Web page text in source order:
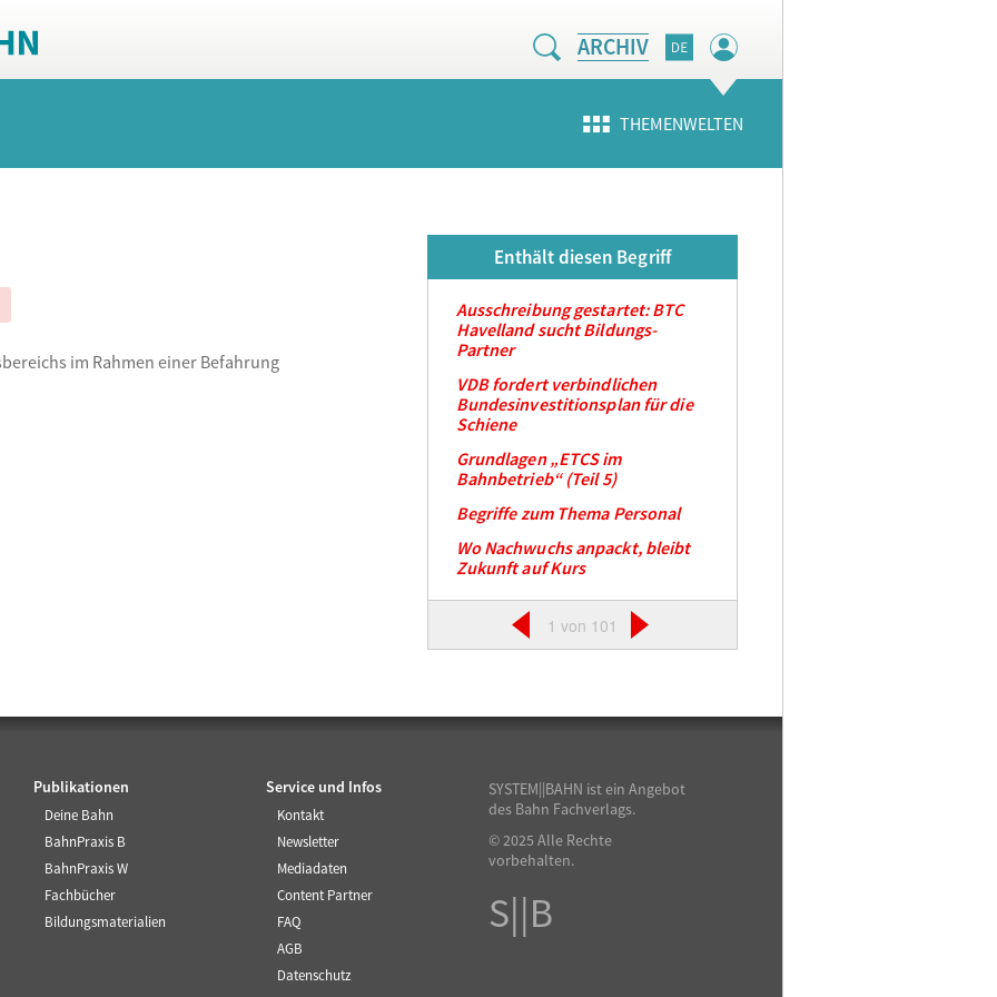
ARCHIV
THEMENWELTEN
im Rahmen einer Befahrung
Enthält diesen Begriff
Ausschreibung gestartet: BTC
Havelland sucht Bildungs-
Partner
VDB fordert verbindlichen
Bundesinvestitionsplan für die
Schiene
Grundlagen „ETCS im
Bahnbetrieb“ (Teil 5)
Begriffe zum Thema Personal
Wo Nachwuchs anpackt, bleibt
Zukunft auf Kurs
1 von 101
Publikationen
Deine Bahn
BahnPraxis B
BahnPraxis W
Fachbücher
Bildungsmaterialien
Service und Infos
Kontakt
Newsletter
Mediadaten
Content Partner
FAQ
AGB
Datenschutz
SYSTEM||BAHN ist ein Angebot
des Bahn Fachverlags.
© 2025 Alle Rechte
vorbehalten.
S||B